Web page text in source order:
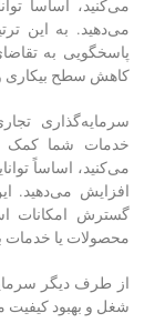
سرمایه‌گذاری
افزایش می‌دهید،
تولید کالا یا
فروش و در نتیجه،
یکی دیگر از
ایجاد شغل کمک
می‌کنید، اساساً
می‌دهید. به این
پاسخگویی به
کاهش سطح بیکاری
سرمایه‌گذاری
خدمات شما کمک